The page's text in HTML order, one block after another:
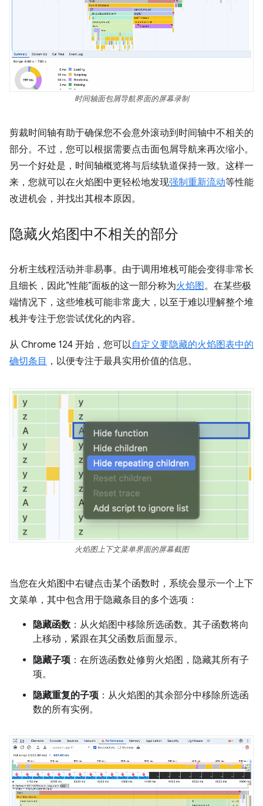
时间轴面包屑导航界面的屏幕录制
剪裁时间轴有助于确保您不会意外滚动到时间轴中不相关的
部分。不过，您可以根据需要点击面包屑导航来再次缩小。
另一个好处是，时间轴概览将与后续轨道保持一致。这样一
来，您就可以在火焰图中更轻松地发现强制重新流动等性能
改进机会，并找出其根本原因。
隐藏火焰图中不相关的部分
分析主线程活动并非易事。由于调用堆栈可能会变得非常长
且细长，因此“性能”面板的这一部分称为火焰图。在某些极
端情况下，这些堆栈可能非常庞大，以至于难以理解整个堆
栈并专注于您尝试优化的内容。
从 Chrome 124 开始，您可以自定义要隐藏的火焰图表中的
确切条目 ，以便专注于最具实用价值的信息。
火焰图上下文菜单界面的屏幕截图
当您在火焰图中右键点击某个函数时，系统会显示一个上下
文菜单，其中包含用于隐藏条目的多个选项：
隐藏函数 ：从火焰图中移除所选函数。其子函数将向
上移动，紧跟在其父函数后面显示。
隐藏子项 ：在所选函数处修剪火焰图，隐藏其所有子
项。
隐藏重复的子项 ：从火焰图的其余部分中移除所选函
数的所有实例。